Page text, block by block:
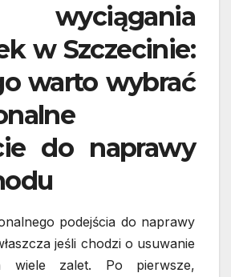
wyciągania
w Szczecinie:
warto wybrać
do naprawy
podejścia do naprawy
jeśli chodzi o usuwanie
wiele zalet. Po pierwsze,